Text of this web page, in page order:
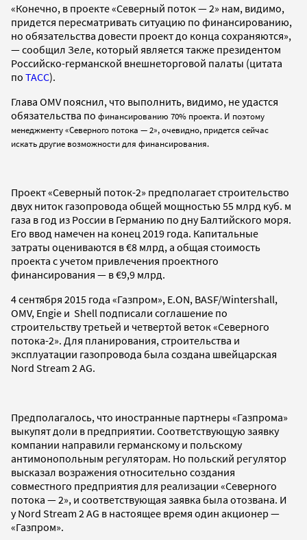
«Конечно, в проекте «Северный поток — 2» нам, видимо,
придется пересматривать ситуацию по финансированию,
но обязательства довести проект до конца сохраняются»,
— сообщил Зеле, который является также президентом
Российско-германской внешнеторговой палаты (цитата
по ТАСС).
Глава OMV пояснил, что выполнить, видимо, не удастся
обязательства по финансированию 70% проекта. И поэтому
менеджменту «Северного потока — 2», очевидно, придется сейчас
искать другие возможности для финансирования.
Проект «Северный поток-2» предполагает строительство
двух ниток газопровода общей мощностью 55 млрд куб. м
газа в год из России в Германию по дну Балтийского моря.
Его ввод намечен на конец 2019 года. Капитальные
затраты оцениваются в €8 млрд, а общая стоимость
проекта с учетом привлечения проектного
финансирования — в €9,9 млрд.
4 сентября 2015 года «Газпром», E.ON, BASF/Wintershall,
OMV, Engie и Shell подписали соглашение по
строительству третьей и четвертой веток «Северного
потока-2». Для планирования, строительства и
эксплуатации газопровода была создана швейцарская
Nord Stream 2 AG.
Предполагалось, что иностранные партнеры «Газпрома»
выкупят доли в предприятии. Соответствующую заявку
компании направили германскому и польскому
антимонопольным регуляторам. Но польский регулятор
высказал возражения относительно создания
совместного предприятия для реализации «Северного
потока — 2», и соответствующая заявка была отозвана. И
у Nord Stream 2 AG в настоящее время один акционер —
«Газпром».